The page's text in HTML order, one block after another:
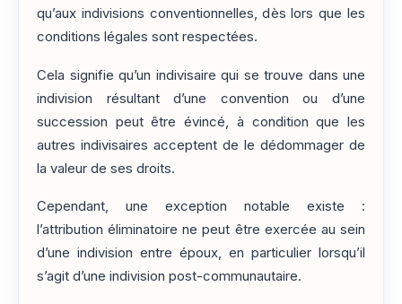
qu’aux indivisions conventionnelles, dès lors que les
conditions légales sont respectées.
Cela signifie qu’un indivisaire qui se trouve dans une
indivision résultant d’une convention ou d’une
succession peut être évincé, à condition que les
autres indivisaires acceptent de le dédommager de
la valeur de ses droits.
Cependant, une exception notable existe :
l’attribution éliminatoire ne peut être exercée au sein
d’une indivision entre époux, en particulier lorsqu’il
s’agit d’une indivision post-communautaire.